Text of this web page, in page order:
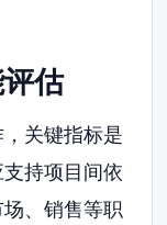
估
关键指标是
持项目间依
、销售等职